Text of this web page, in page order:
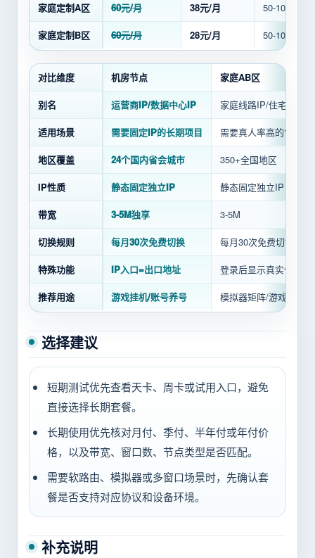
家庭定制A区 60元/月 38元/月 50-100Mbps
家庭定制B区 60元/月 28元/月 50-100Mbps
对比维度 机房节点 家庭AB区
别名 运营商IP/数据中心IP 家庭线路IP/住宅IP
适用场景 需要固定IP的长期项目 需要真人率高的常规业
地区覆盖 24个国内省会城市 350+全国地区
IP性质 静态固定独立IP 静态固定独立IP
带宽 3-5M独享 3-5M
切换规则 每月30次免费切换 每月30次免费切换
特殊功能 IP入口=出口地址 登录后显示真实住宅IP
推荐用途 游戏挂机/账号养号 模拟器矩阵/游戏IP隔离
选择建议
短期测试优先查看天卡、周卡或试用入口，避免
直接选择长期套餐。
长期使用优先核对月付、季付、半年付或年付价
格，以及带宽、窗口数、节点类型是否匹配。
需要软路由、模拟器或多窗口场景时，先确认套
餐是否支持对应协议和设备环境。
补充说明